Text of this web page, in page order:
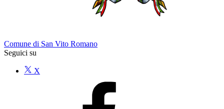
Comune di San Vito Romano
Seguici su
X